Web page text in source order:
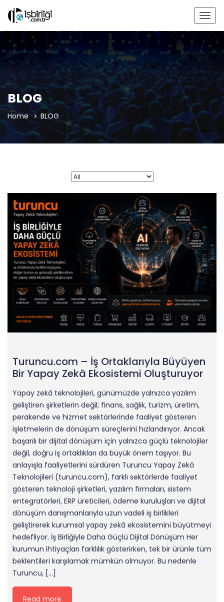
BLOG
Home BLOG
Turuncu.com – İş Ortaklarıyla Büyüyen
Bir Yapay Zekâ Ekosistemi Oluşturuyor
Yapay zekâ teknolojileri, günümüzde yalnızca yazılım
geliştiren şirketlerin değil; finans, sağlık, turizm, üretim,
perakende ve hizmet sektörlerinde faaliyet gösteren
işletmelerin de dönüşüm süreçlerini hızlandırıyor. Ancak
başarılı bir dijital dönüşüm için yalnızca güçlü teknolojiler
değil, doğru iş ortaklıkları da büyük önem taşıyor. Bu
anlayışla faaliyetlerini sürdüren Turuncu Yapay Zekâ
Teknolojileri (turuncu.com), farklı sektörlerde faaliyet
gösteren teknoloji şirketleri, yazılım firmaları, sistem
entegratörleri, ERP üreticileri, ödeme kuruluşları ve dijital
dönüşüm danışmanlarıyla uzun vadeli iş birlikleri
geliştirerek kurumsal yapay zekâ ekosistemini büyütmeyi
hedefliyor. İş Birliğiyle Daha Güçlü Dijital Dönüşüm Her
kurumun ihtiyaçları farklılık gösterirken, tek bir ürünle tüm
beklentileri karşılamak mümkün olmuyor. Bu nedenle
Turuncu, […]
Read more